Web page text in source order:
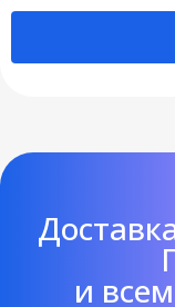
и